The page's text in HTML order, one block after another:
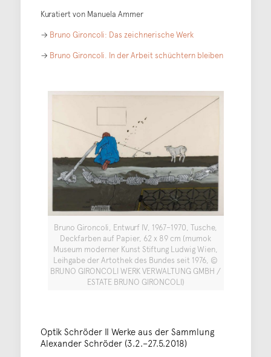
Kuratiert von Manuela Ammer
→ Bruno Gironcoli: Das zeichnerische Werk
→ Bruno Gironcoli. In der Arbeit schüchtern bleiben
Bruno Gironcoli, Entwurf IV, 1967–1970, Tusche,
Deckfarben auf Papier, 62 x 89 cm (mumok
Museum moderner Kunst Stiftung Ludwig Wien,
Leihgabe der Artothek des Bundes seit 1976, ©
BRUNO GIRONCOLI WERK VERWALTUNG GMBH /
ESTATE BRUNO GIRONCOLI)
Optik Schröder II Werke aus der Sammlung
Alexander Schröder (3.2.–27.5.2018)